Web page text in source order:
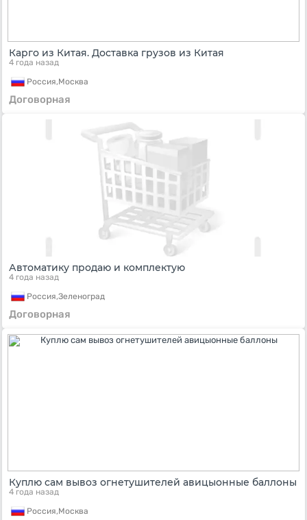
Карго из Китая. Доставка грузов из Китая
4 года назад
Россия,Москва
Договорная
Автоматику продаю и комплектую
4 года назад
Россия,Зеленоград
Договорная
Куплю сам вывоз огнетушителей авицыонные баллоны
4 года назад
Россия,Москва